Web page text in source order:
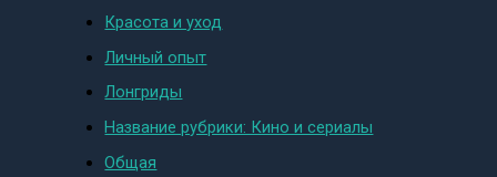
Красота и уход
Личный опыт
Лонгриды
Название рубрики: Кино и сериалы
Общая